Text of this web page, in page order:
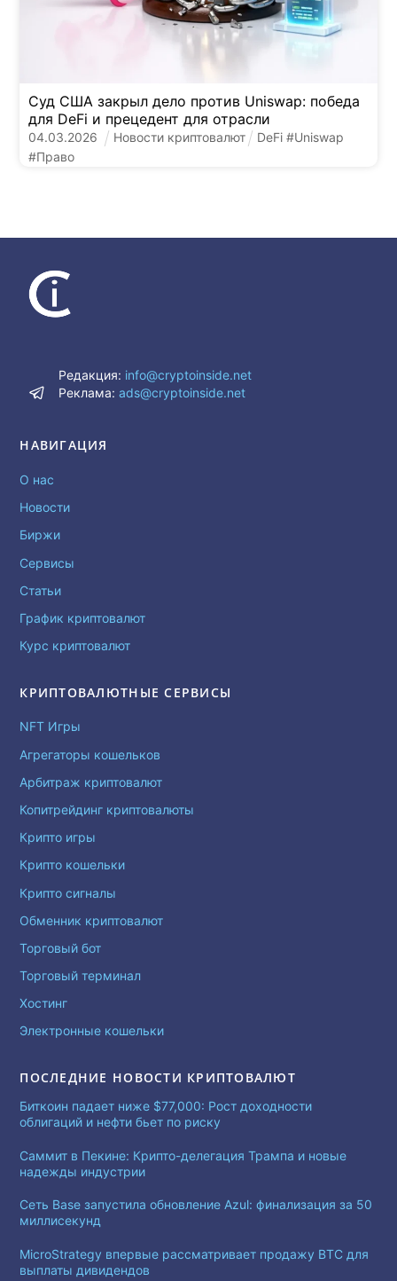
Суд США закрыл дело против Uniswap: победа
для DeFi и прецедент для отрасли
04.03.2026 Новости криптовалют DeFi#Uniswap
#Право
Редакция: info@cryptoinside.net
Реклама:ads@cryptoinside.net
НАВИГАЦИЯ
О нас
Новости
Биржи
Сервисы
Статьи
График криптовалют
Курс криптовалют
КРИПТОВАЛЮТНЫЕ СЕРВИСЫ
NFT Игры
Агрегаторы кошельков
Арбитраж криптовалют
Копитрейдинг криптовалюты
Крипто игры
Крипто кошельки
Крипто сигналы
Обменник криптовалют
Торговый бот
Торговый терминал
Хостинг
Электронные кошельки
ПОСЛЕДНИЕ НОВОСТИ КРИПТОВАЛЮТ
Биткоин падает ниже $77,000: Рост доходности
облигаций и нефти бьет по риску
Саммит в Пекине: Крипто-делегация Трампа и новые
надежды индустрии
Сеть Base запустила обновление Azul: финализация за 50
миллисекунд
MicroStrategy впервые рассматривает продажу BTC для
выплаты дивидендов